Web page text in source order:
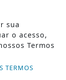
sua
o acesso,
Termos
TERMOS